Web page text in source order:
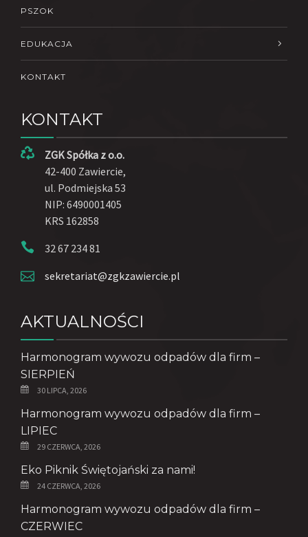
PSZOK
EDUKACJA
KONTAKT
KONTAKT
ZGK Spółka z o.o.
42-400 Zawiercie,
ul. Podmiejska 53
NIP: 6490001405
KRS 162858
32 67 234 81
sekretariat@zgkzawiercie.pl
AKTUALNOŚCI
Harmonogram wywozu odpadów dla firm –
SIERPIEŃ
30 LIPCA, 2026
Harmonogram wywozu odpadów dla firm –
LIPIEC
29 CZERWCA, 2026
Eko Piknik Świętojański za nami!
24 CZERWCA, 2026
Harmonogram wywozu odpadów dla firm –
CZERWIEC